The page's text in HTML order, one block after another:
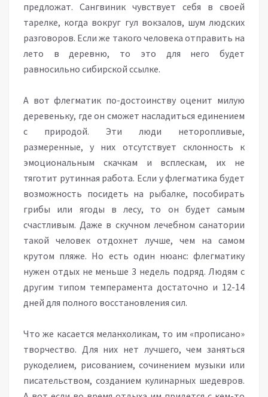
предложат. Сангвиник чувствует себя в своей
тарелке, когда вокруг гул вокзалов, шум людских
разговоров. Если же такого человека отправить на
лето в деревню, то это для него будет
равносильно сибирской ссылке.
А вот флегматик по-достоинству оценит милую
деревеньку, где он сможет насладиться единением
с природой. Эти люди неторопливые,
размеренные, у них отсутствует склонность к
эмоциональным скачкам и всплескам, их не
тяготит рутинная работа. Если у флегматика будет
возможность посидеть на рыбалке, пособирать
грибы или ягоды в лесу, то он будет самым
счастливым. Даже в скучном лечебном санатории
такой человек отдохнет лучше, чем на самом
крутом пляже. Но есть один нюанс: флегматику
нужен отдых не меньше 3 недель подряд. Людям с
другим типом темперамента достаточно и 12-14
дней для полного восстановления сил.
Что же касается меланхоликам, то им «прописано»
творчество. Для них нет лучшего, чем заняться
рукоделием, рисованием, сочинением музыки или
писательством, созданием кулинарных шедевров.